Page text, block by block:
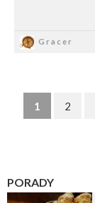
Gracer
1 2
PORADY